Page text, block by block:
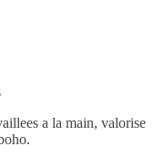
a la main, valorise